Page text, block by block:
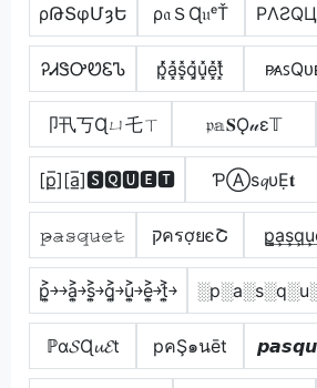
ρԹՏφՄȝԵ ρ𝔞ＳɊ𝔲ᵉŤ
ᎮᏗᏕᎤᏬᏋᏖ p͓̽̾a͓̽s͓̽q͓̽u͓̽e͓̽t͓̽
卩卂丂Ɋㄩ乇ㄒ 𝔭𝕒𝐒Ǫ𝓊ε𝕋
[p̲̅][a̲̅]🆂🆀🆄🅴🆃 ƤⒶѕ𝓺υẸ𝐭
𝚙̷̴𝚊̷𝚜̷𝚚̷𝚞̷𝚎̷𝚝̷ קครợยєՇ
p͎͍͐￫￫a͎͍͐￫s͎͍͐￫q͎͍͐￫u͎͍͐￫e͎͍͐￫t͎͍͐￫
ℙα𝓢Ɋ𝓾𝓔t pคŞ๑นēt